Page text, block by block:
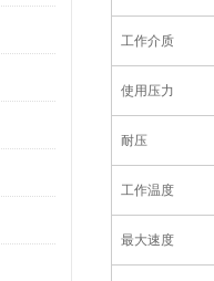
工作介质
使用压力
耐压
工作温度
最大速度